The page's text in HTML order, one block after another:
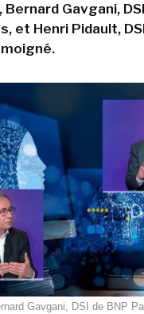
Bernard Gavgani,
et Henri Pidault,
Gavgani, DSI de BNP